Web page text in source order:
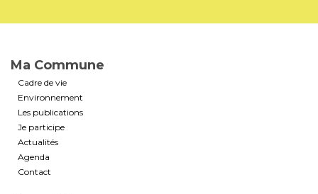
Ma Commune
Cadre de vie
Environnement
Les publications
Je participe
Actualités
Agenda
Contact